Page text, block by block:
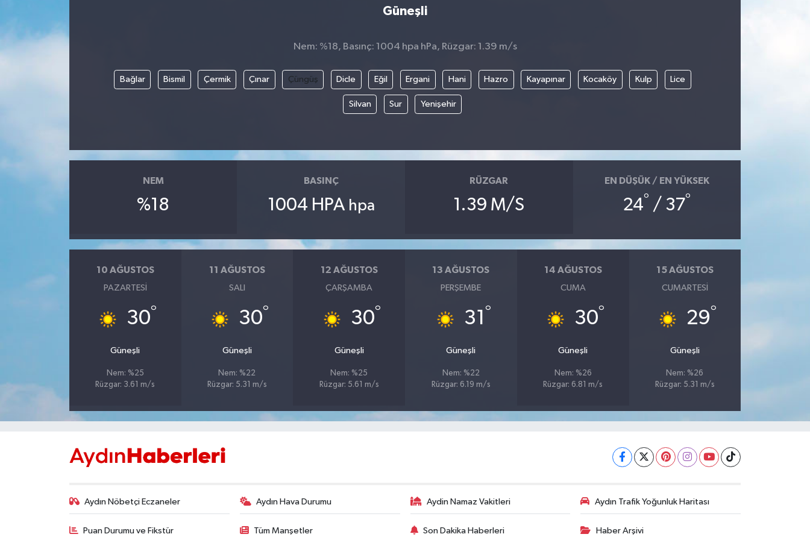
Güneşli
Nem: %18, Basınç: 1004 hpa hPa, Rüzgar: 1.39 m/s
Bağlar Bismil Çermik Çınar Çüngüş Dicle Eğil Ergani Hani Hazro Kayapınar Kocaköy Kulp Lice
Silvan Sur Yenişehir
NEM
%18
BASINÇ
1004 HPA hpa
RÜZGAR
1.39 M/S
EN DÜŞÜK / EN YÜKSEK
24° / 37°
10 AĞUSTOS
PAZARTESI
30°
Güneşli
Nem: %25
Rüzgar: 3.61 m/s
11 AĞUSTOS
SALI
30°
Güneşli
Nem: %22
Rüzgar: 5.31 m/s
12 AĞUSTOS
ÇARŞAMBA
30°
Güneşli
Nem: %25
Rüzgar: 5.61 m/s
13 AĞUSTOS
PERŞEMBE
31 °
Güneşli
Nem: %22
Rüzgar: 6.19 m/s
14 AĞUSTOS
CUMA
30°
Güneşli
Nem: %26
Rüzgar: 6.81 m/s
15 AĞUSTOS
CUMARTESI
29°
Güneşli
Nem: %26
Rüzgar: 5.31 m/s
Aydın Nöbetçi Eczaneler Aydın Hava Durumu Aydin Namaz Vakitleri Aydın Trafik Yoğunluk Haritası
Puan Durumu ve Fikstür Tüm Manşetler Son Dakika Haberleri Haber Arşivi
DÜNYA
KÜLTÜR SANAT
ŞİRKET HABERLERİ
SİYASET